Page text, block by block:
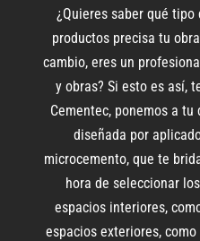
¿Quieres saber qué
productos precisa tu
cambio, eres un
y obras? Si esto es así,
Cementec, ponemos a
diseñada por
microcemento, que te
hora de seleccionar
espacios interiores,
espacios exteriores,